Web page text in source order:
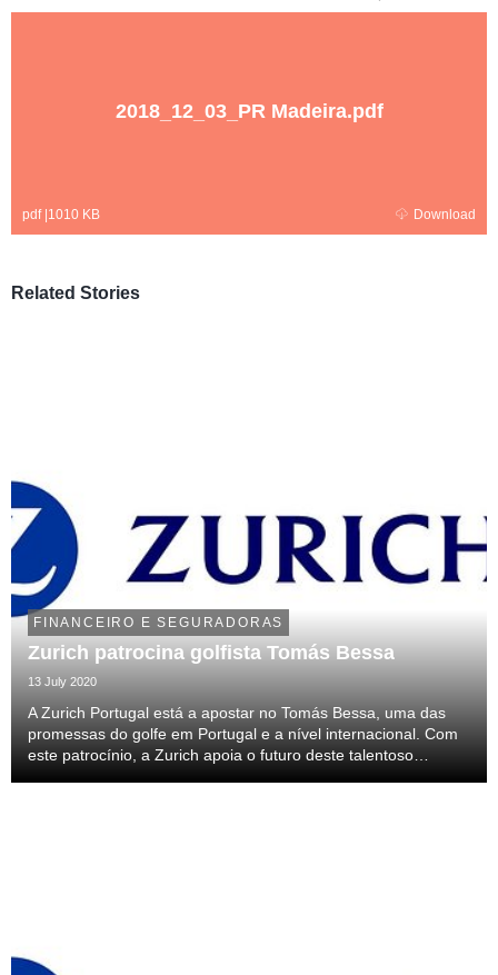
2018_12_03_PR Madeira.pdf
pdf| 1010 KB Download
Related Stories
FINANCEIRO E SEGURADORAS
Zurich patrocina golfista Tomás Bessa
13 July 2020
A Zurich Portugal está a apostar no Tomás Bessa, uma das
promessas do golfe em Portugal e a nível internacional. Com
este patrocínio, a Zurich apoia o futuro deste talentoso